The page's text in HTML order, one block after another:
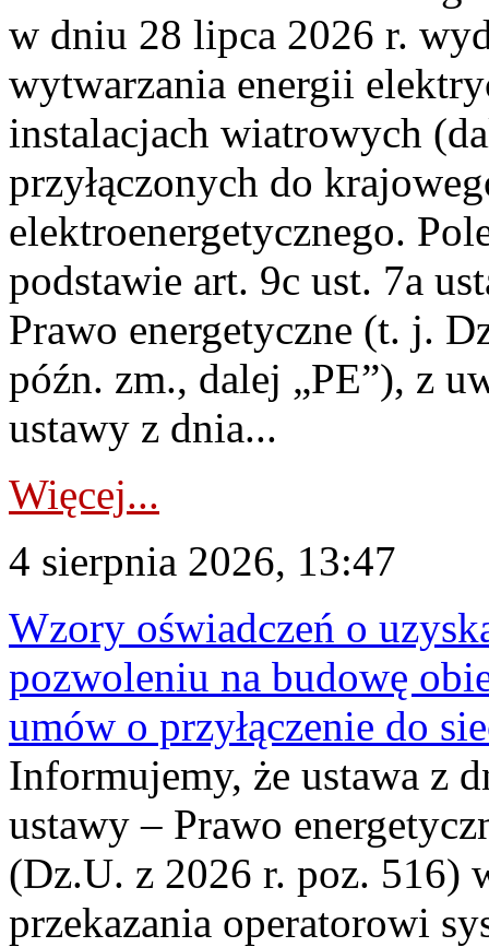
w dniu 28 lipca 2026 r.
wytwarzania energii
instalacjach wiatrowych
przyłączonych do
elektroenergetycznego.
podstawie art. 9c ust. 7a
Prawo energetyczne (t. j.
późn. zm., dalej „PE”), z
ustawy z dnia...
Więcej...
4 sierpnia 2026, 13:47
Wzory oświadczeń o
pozwoleniu na budowę
umów o przyłączenie do
Informujemy, że ustawa z
ustawy – Prawo
(Dz.U. z 2026 r. poz. 516)
przekazania operatorowi